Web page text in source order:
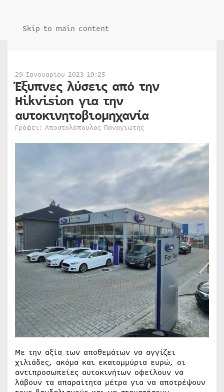
Skip to main content
29 Ιανουαρίου 2023 19:25
Έξυπνες λύσεις από την
Hikvision για την
αυτοκινητοβιομηχανία
Γράφει: Αποστολόπουλος Παναγιώτης
Με την αξία των αποθεμάτων να αγγίζει
χιλιάδες, ακόμα και εκατομμύρια ευρώ, οι
αντιπροσωπείες αυτοκινήτων οφείλουν να
λάβουν τα απαραίτητα μέτρα για να αποτρέψουν